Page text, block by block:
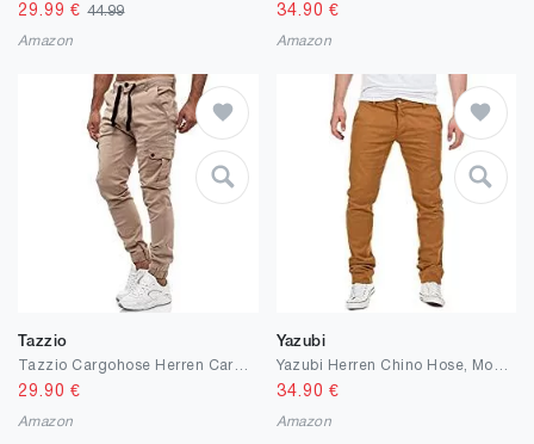
29.99 €44.99
Amazon
34.90 €
Amazon
Tazzio
Tazzio Cargohose Herren Cargo Hose Jogger Chino Regular Fit Jeans
29.90 €
Amazon
Yazubi
34.90 €
Amazon